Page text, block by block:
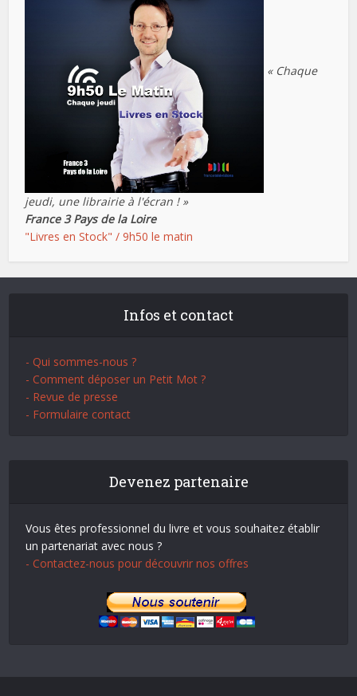
« Chaque
jeudi, une librairie à l'écran ! »
France 3 Pays de la Loire
"Livres en Stock" / 9h50 le matin
Infos et contact
- Qui sommes-nous ?
- Comment déposer un Petit Mot ?
- Revue de presse
- Formulaire contact
Devenez partenaire
Vous êtes professionnel du livre et vous souhaitez établir
un partenariat avec nous ?
- Contactez-nous pour découvrir nos offres